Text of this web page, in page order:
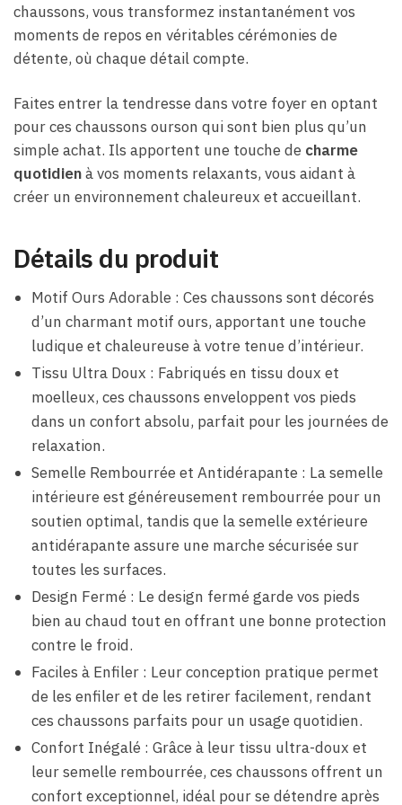
chaussons, vous transformez instantanément vos
moments de repos en véritables cérémonies de
détente, où chaque détail compte.
Faites entrer la tendresse dans votre foyer en optant
pour ces chaussons ourson qui sont bien plus qu’un
simple achat. Ils apportent une touche de charme
quotidienà vos moments relaxants, vous aidant à
créer un environnement chaleureux et accueillant.
Détails du produit
Motif Ours Adorable : Ces chaussons sont décorés
d’un charmant motif ours, apportant une touche
ludique et chaleureuse à votre tenue d’intérieur.
Tissu Ultra Doux : Fabriqués en tissu doux et
moelleux, ces chaussons enveloppent vos pieds
dans un confort absolu, parfait pour les journées de
relaxation.
Semelle Rembourrée et Antidérapante : La semelle
intérieure est généreusement rembourrée pour un
soutien optimal, tandis que la semelle extérieure
antidérapante assure une marche sécurisée sur
toutes les surfaces.
Design Fermé : Le design fermé garde vos pieds
bien au chaud tout en offrant une bonne protection
contre le froid.
Faciles à Enfiler : Leur conception pratique permet
de les enfiler et de les retirer facilement, rendant
ces chaussons parfaits pour un usage quotidien.
Confort Inégalé : Grâce à leur tissu ultra-doux et
leur semelle rembourrée, ces chaussons offrent un
confort exceptionnel, idéal pour se détendre après